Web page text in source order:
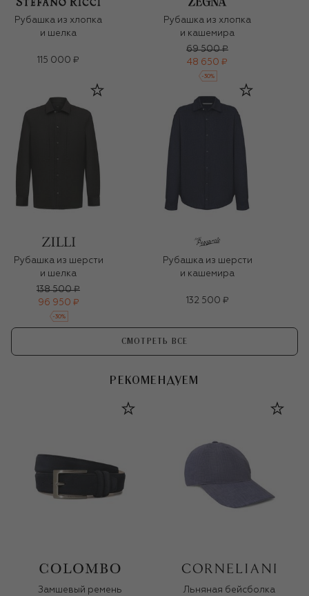
Рубашка из хлопка
и шелка
115 000 ₽
Рубашка из хлопка
и кашемира
69 500 ₽
48 650 ₽
-30%
Рубашка из шерсти
и шелка
138 500 ₽
96 950 ₽
-30%
Рубашка из шерсти
и кашемира
132 500 ₽
СМОТРЕТЬ ВСЕ
РЕКОМЕНДУЕМ
Замшевый ремень
Льняная бейсболка